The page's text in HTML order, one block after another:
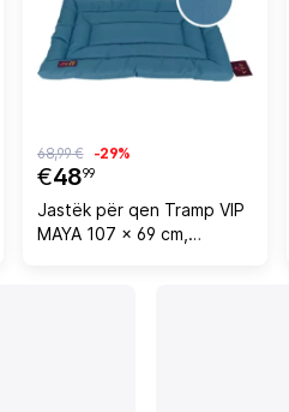
€4899
68,99 € -29%
Jastëk për qen Tramp VIP
MAYA 107 x 69 cm,